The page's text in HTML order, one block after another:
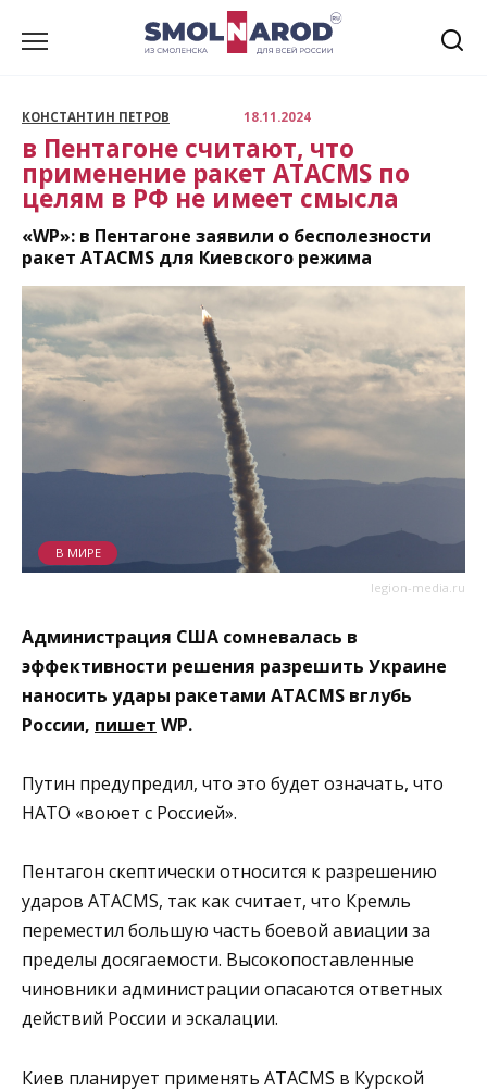
КОНСТАНТИН ПЕТРОВ 18.11.2024
в Пентагоне считают, что
применение ракет ATACMS по
целям в РФ не имеет смысла
«WP»: в Пентагоне заявили о бесполезности
ракет ATACMS для Киевского режима
legion-media.ru
В МИРЕ
Администрация США сомневалась в
эффективности решения разрешить Украине
наносить удары ракетами ATACMS вглубь
России, пишет WP.
Путин предупредил, что это будет означать, что
НАТО «воюет с Россией».
Пентагон скептически относится к разрешению
ударов ATACMS, так как считает, что Кремль
переместил большую часть боевой авиации за
пределы досягаемости. Высокопоставленные
чиновники администрации опасаются ответных
действий России и эскалации.
Киев планирует применять ATACMS в Курской